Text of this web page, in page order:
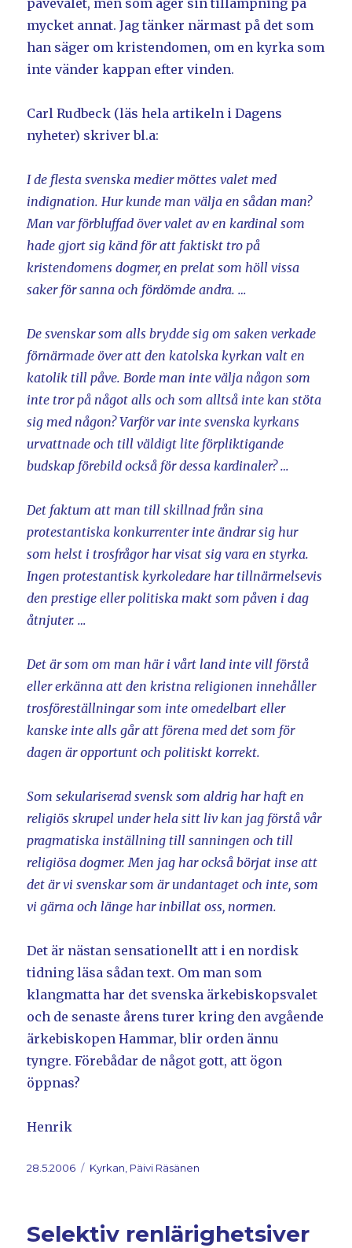
påvevalet, men som äger sin tillämpning på
mycket annat. Jag tänker närmast på det som
han säger om kristendomen, om en kyrka som
inte vänder kappan efter vinden.
Carl Rudbeck (läs hela artikeln i Dagens
nyheter) skriver bl.a:
I de flesta svenska medier möttes valet med
indignation. Hur kunde man välja en sådan man?
Man var förbluffad över valet av en kardinal som
hade gjort sig känd för att faktiskt tro på
kristendomens dogmer, en prelat som höll vissa
saker för sanna och fördömde andra. …
De svenskar som alls brydde sig om saken verkade
förnärmade över att den katolska kyrkan valt en
katolik till påve. Borde man inte välja någon som
inte tror på något alls och som alltså inte kan stöta
sig med någon? Varför var inte svenska kyrkans
urvattnade och till väldigt lite förpliktigande
budskap förebild också för dessa kardinaler? …
Det faktum att man till skillnad från sina
protestantiska konkurrenter inte ändrar sig hur
som helst i trosfrågor har visat sig vara en styrka.
Ingen protestantisk kyrkoledare har tillnärmelsevis
den prestige eller politiska makt som påven i dag
åtnjuter. …
Det är som om man här i vårt land inte vill förstå
eller erkänna att den kristna religionen innehåller
trosföreställningar som inte omedelbart eller
kanske inte alls går att förena med det som för
dagen är opportunt och politiskt korrekt.
Som sekulariserad svensk som aldrig har haft en
religiös skrupel under hela sitt liv kan jag förstå vår
pragmatiska inställning till sanningen och till
religiösa dogmer. Men jag har också börjat inse att
det är vi svenskar som är undantaget och inte, som
vi gärna och länge har inbillat oss, normen.
Det är nästan sensationellt att i en nordisk
tidning läsa sådan text. Om man som
klangmatta har det svenska ärkebiskopsvalet
och de senaste årens turer kring den avgående
ärkebiskopen Hammar, blir orden ännu
tyngre. Förebådar de något gott, att ögon
öppnas?
Henrik
Postat
28.5.2006 Kategorier
Kyrkan, Päivi Räsänen
Selektiv renlärighetsiver